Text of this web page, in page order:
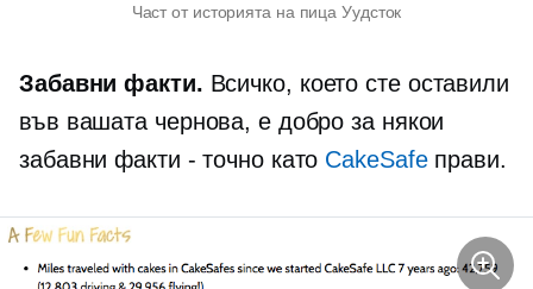
Част от историята на пица Уудсток
Забавни факти. Всичко, което сте оставили
във вашата чернова, е добро за някои
забавни факти - точно като CakeSafeправи.